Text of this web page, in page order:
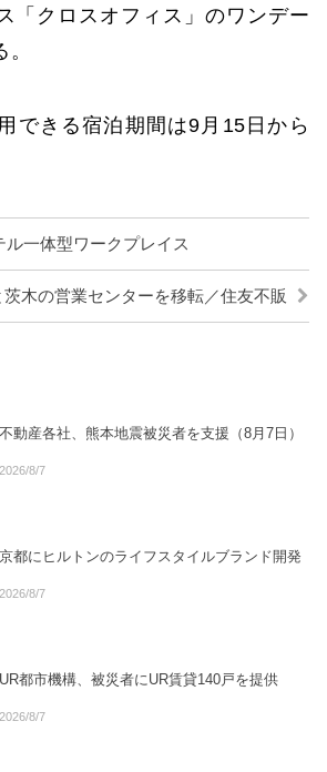
「クロスオフィス」のワンデー
できる宿泊期間は9月15日から
一体型ワークプレイス
茨木の営業センターを移転／住友不販
不動産各社、熊本地震被災者を支援（8月7日）
2026/8/7
京都にヒルトンのライフスタイルブランド開発
2026/8/7
UR都市機構、被災者にUR賃貸140戸を提供
2026/8/7